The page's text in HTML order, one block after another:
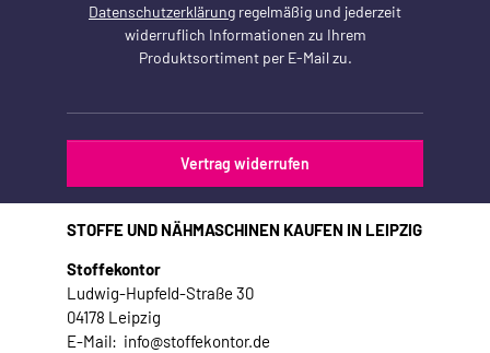
Datenschutzerklärung regelmäßig und jederzeit
widerruflich Informationen zu Ihrem
Produktsortiment per E-Mail zu.
Vertrag widerrufen
STOFFE UND NÄHMASCHINEN KAUFEN IN LEIPZIG
Stoffekontor
Ludwig-Hupfeld-Straße 30
04178 Leipzig
E-Mail: info@stoffekontor.de